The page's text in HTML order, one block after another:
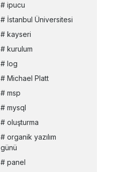
ipucu
İstanbul Üniversitesi
kayseri
kurulum
log
Michael Platt
msp
mysql
oluşturma
organik yazılım
günü
panel